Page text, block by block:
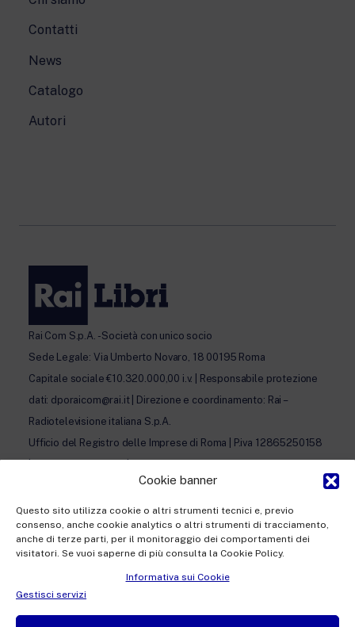
Cookie banner
Questo sito utilizza cookie o altri strumenti tecnici e, previo
consenso, anche cookie analytics o altri strumenti di tracciamento,
anche di terze parti, per il monitoraggio dei comportamenti dei
visitatori. Se vuoi saperne di più consulta la Cookie Policy.
Informativa sui Cookie
Gestisci servizi
Contatti
News
Catalogo
Autori
Rai Com S.p.A. - Società con unico socio
Sede Legale: Via Umberto Novaro, 18 00195 Roma
Capitale sociale €10.320.000,00 i.v. | Responsabile protezione
dati: dporaicom@rai.it | Direzione e coordinamento: Rai –
Radiotelevisione italiana S.p.A.
Ufficio del Registro delle Imprese di Roma | P.iva 12865250158
| REA n. RM- 949207 | © Rai Com 2026 - Tutti i diritti riservati
Facebook Twitter Instagram LinkedIn
Privacy Policy